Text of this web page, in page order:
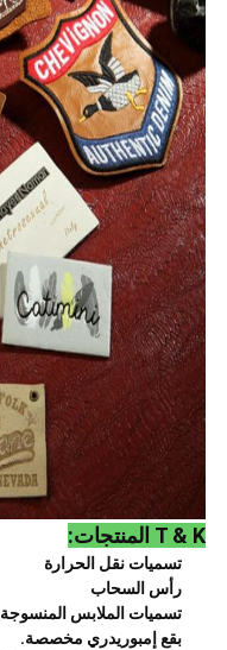
T & K المنتجات:
تسميات نقل الحرارة
رأس السحاب
تسميات الملابس المنسوجة
بقع إمبوريدري مخصصة.